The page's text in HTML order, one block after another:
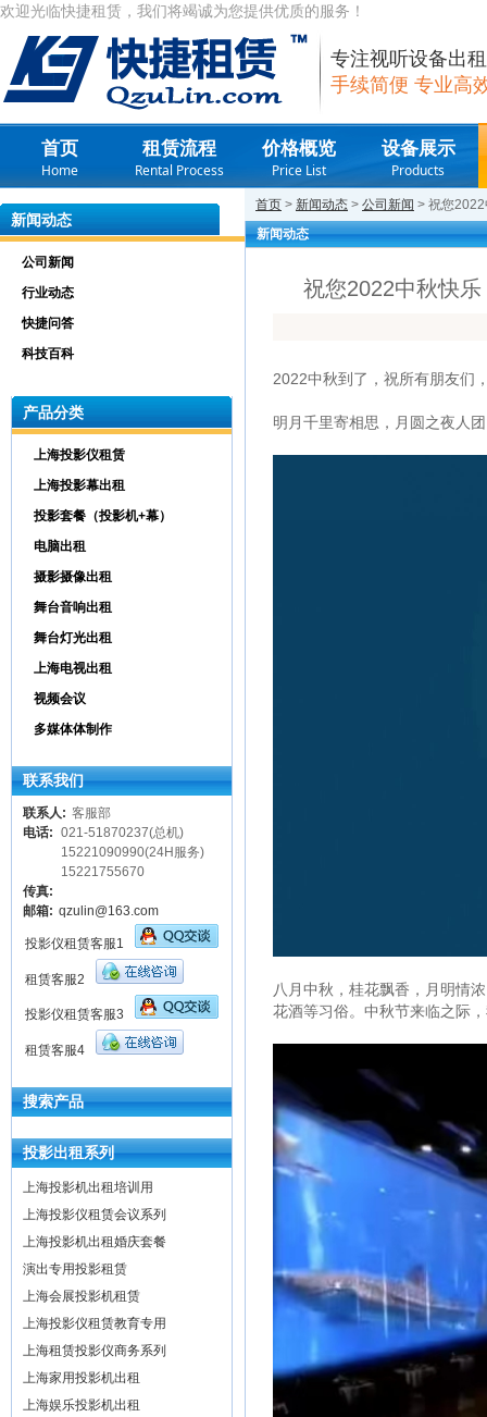
欢迎光临快捷租赁，我们将竭诚为您提供优质的服务！
专注视听设备出租
手续简便 专业高
首页
Home
租赁流程
Rental Process
价格概览
Price List
设备展示
Products
首页 > 新闻动态 > 公司新闻 > 祝您
新闻动态
祝您2022中秋快
2022中秋到了，祝所有朋友们
明月千里寄相思，月圆之夜人
八月中秋，桂花飘香，月明情
花酒等习俗。中秋节来临之际
新闻动态
公司新闻
行业动态
快捷问答
科技百科
产品分类
上海投影仪租赁
上海投影幕出租
投影套餐（投影机+幕）
电脑出租
摄影摄像出租
舞台音响出租
舞台灯光出租
上海电视出租
视频会议
多媒体体制作
联系我们
联系人: 客服部
电话: 021-51870237(总机)
15221090990(24H服务)
15221755670
传真:
邮箱: qzulin@163.com
投影仪租赁客服1
租赁客服2
投影仪租赁客服3
租赁客服4
搜索产品
投影出租系列
上海投影机出租培训用
上海投影仪租赁会议系列
上海投影机出租婚庆套餐
演出专用投影租赁
上海会展投影机租赁
上海投影仪租赁教育专用
上海租赁投影仪商务系列
上海家用投影机出租
上海娱乐投影机出租